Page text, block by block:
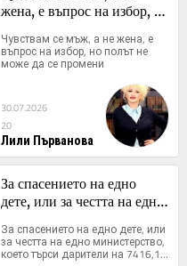
жена, е въпрос на избор,
промени
Чувствам се мъж, а не жена, е
въпрос на избор, но полът не
може да се промени
30.07.2026
20
Лили Първанова
За спасението на едно
дете, или за честта на едно
дарители на 7416,15 евро
За спасението на едно дете, или
за честта на едно министерство,
което търси дарители на 7416,15